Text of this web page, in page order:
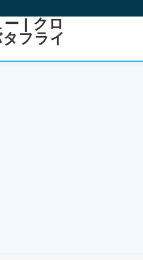
| クロ
フライ